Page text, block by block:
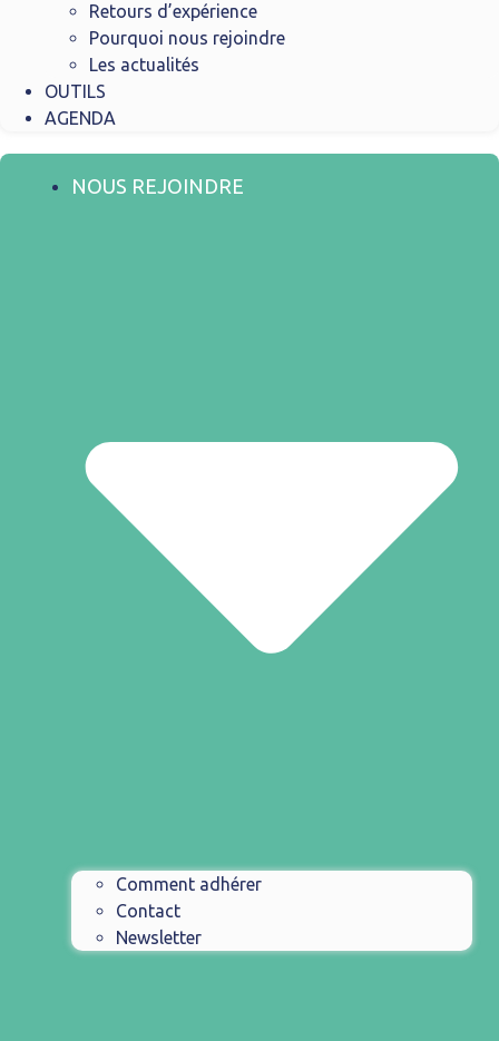
Retours d’expérience
Pourquoi nous rejoindre
Les actualités
OUTILS
AGENDA
NOUS REJOINDRE
Comment adhérer
Contact
Newsletter